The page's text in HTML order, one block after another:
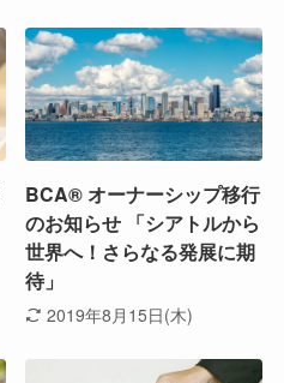
BCA® オーナーシップ移行
のお知らせ 「シアトルから
世界へ！さらなる発展に期
待」
2019年8月15日(木)